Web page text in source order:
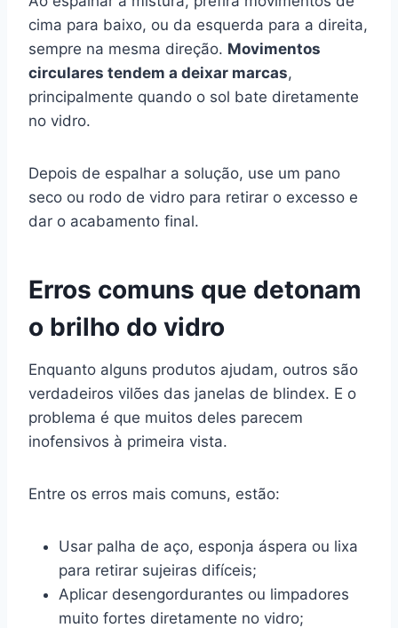
cima para baixo, ou da esquerda para a direita,
sempre na mesma direção. Movimentos
circulares tendem a deixar marcas,
principalmente quando o sol bate diretamente
no vidro.
Depois de espalhar a solução, use um pano
seco ou rodo de vidro para retirar o excesso e
dar o acabamento final.
Erros comuns que detonam
o brilho do vidro
Enquanto alguns produtos ajudam, outros são
verdadeiros vilões das janelas de blindex. E o
problema é que muitos deles parecem
inofensivos à primeira vista.
Entre os erros mais comuns, estão:
Usar palha de aço, esponja áspera ou lixa
para retirar sujeiras difíceis;
Aplicar desengordurantes ou limpadores
muito fortes diretamente no vidro;